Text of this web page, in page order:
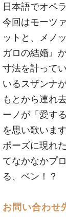
日本語でオペ
今回はモーツ
ットと、メノ
ガロの結婚』
寸法を計って
いるスザンナ
もとから連れ
ーノが「愛す
を思い歌いま
ポーズに現れ
てなかなかプ
る、ベン！？
お問い合わせ